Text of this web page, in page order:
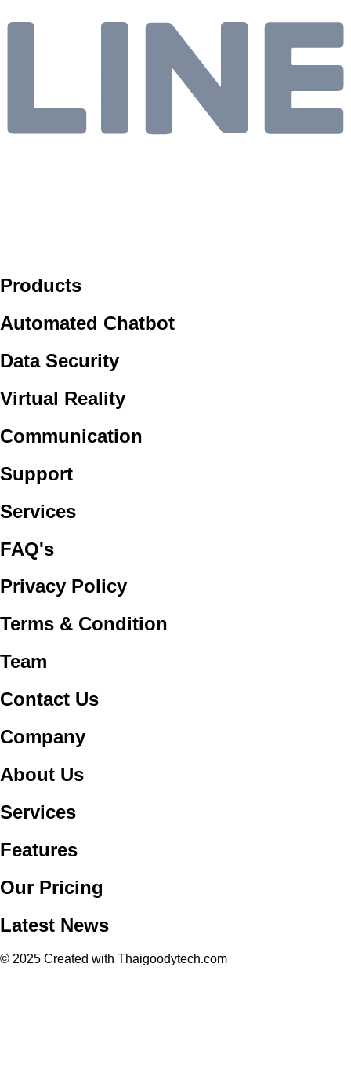
Products
Automated Chatbot
Data Security
Virtual Reality
Communication
Support
Services
FAQ's
Privacy Policy
Terms & Condition
Team
Contact Us
Company
About Us
Services
Features
Our Pricing
Latest News
© 2025 Created with Thaigoodytech.com